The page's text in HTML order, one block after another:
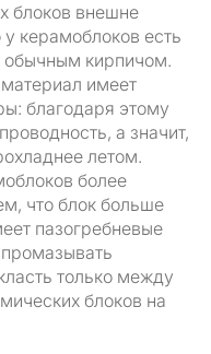
блоков внешне
керамоблоков есть
обычным кирпичом.
имеет
благодаря этому
а значит,
летом.
более
что блок больше
пазогребневые
только между
блоков на